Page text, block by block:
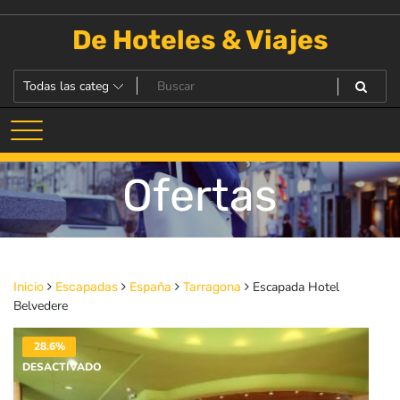
De Hoteles & Viajes
Ofertas
Inicio Escapadas España Tarragona
Escapada Hotel
Belvedere
28.6%
DESACTIVADO